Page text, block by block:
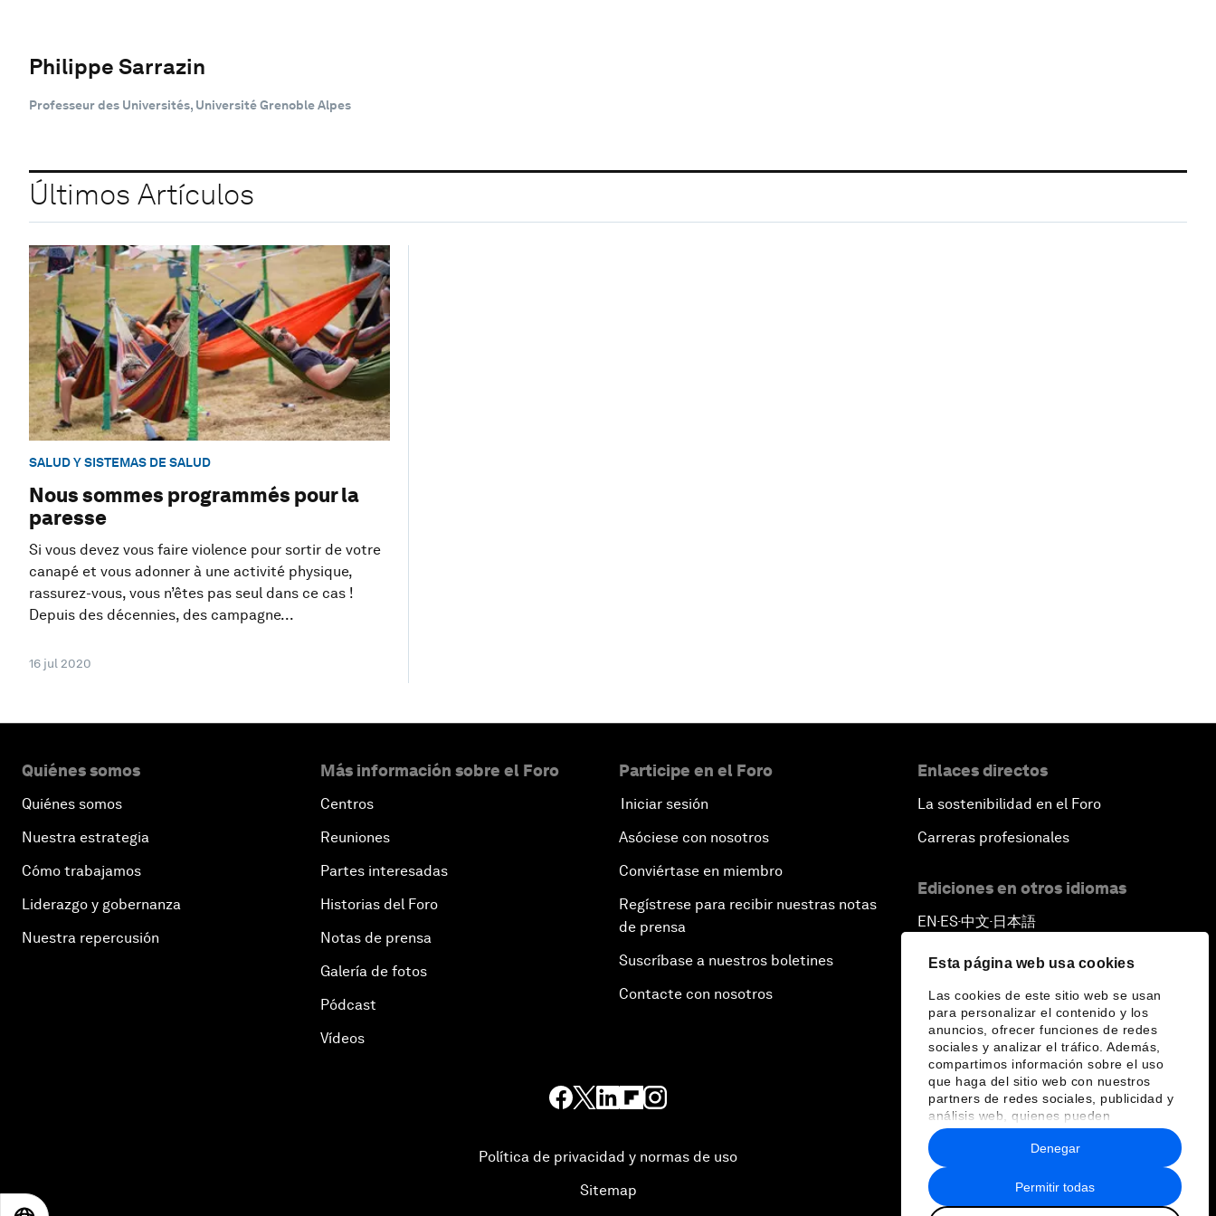
Esta página web usa cookies
Las cookies de este sitio web se usan
para personalizar el contenido y los
anuncios, ofrecer funciones de redes
sociales y analizar el tráfico. Además,
compartimos información sobre el uso
que haga del sitio web con nuestros
partners de redes sociales, publicidad y
análisis web, quienes pueden
combinarla con otra información que les
haya proporcionado o que hayan
recopilado a partir del uso que haya
hecho de sus servicios.
Permitir todas
Denegar
Philippe Sarrazin
Professeur des Universités, Université Grenoble Alpes
Últimos Artículos
SALUD Y SISTEMAS DE SALUD
Nous sommes programmés pour la
paresse
Si vous devez vous faire violence pour sortir de votre
canapé et vous adonner à une activité physique,
rassurez-vous, vous n’êtes pas seul dans ce cas !
Depuis des décennies, des campagne...
16 jul 2020
Quiénes somos
Quiénes somos
Nuestra estrategia
Cómo trabajamos
Liderazgo y gobernanza
Nuestra repercusión
Más información sobre el Foro
Centros
Reuniones
Partes interesadas
Historias del Foro
Notas de prensa
Galería de fotos
Pódcast
Vídeos
Participe en el Foro
Iniciar sesión
Asóciese con nosotros
Conviértase en miembro
Regístrese para recibir nuestras notas
de prensa
Suscríbase a nuestros boletines
Contacte con nosotros
Enlaces directos
La sostenibilidad en el Foro
Carreras profesionales
Ediciones en otros idiomas
EN ▪ ES▪中文▪ 日本語
Política de privacidad y normas de uso
Sitemap